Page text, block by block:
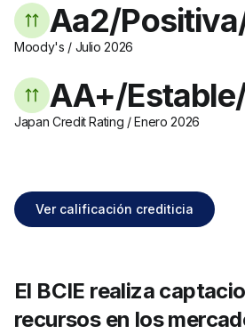
Aa2/
Moody's / Julio 2026
AA+/
Japan Credit Rating /Enero 2026
Ver calificación crediticia
El BCIE realiza
recursos en los